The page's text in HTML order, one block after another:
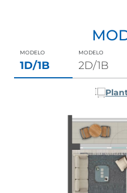
MODELO
1D/1B
MODELO
2D/1B